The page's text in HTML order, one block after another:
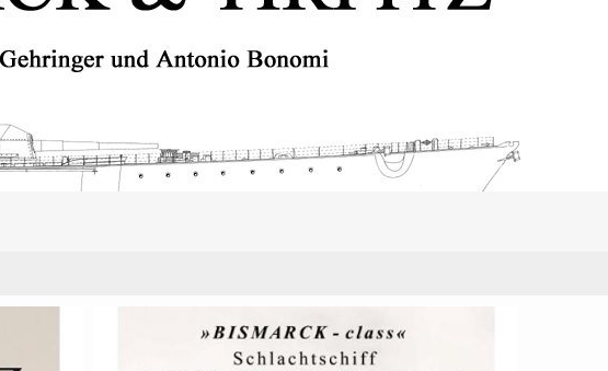
Schlachtschiff Tirpitz Vol. III